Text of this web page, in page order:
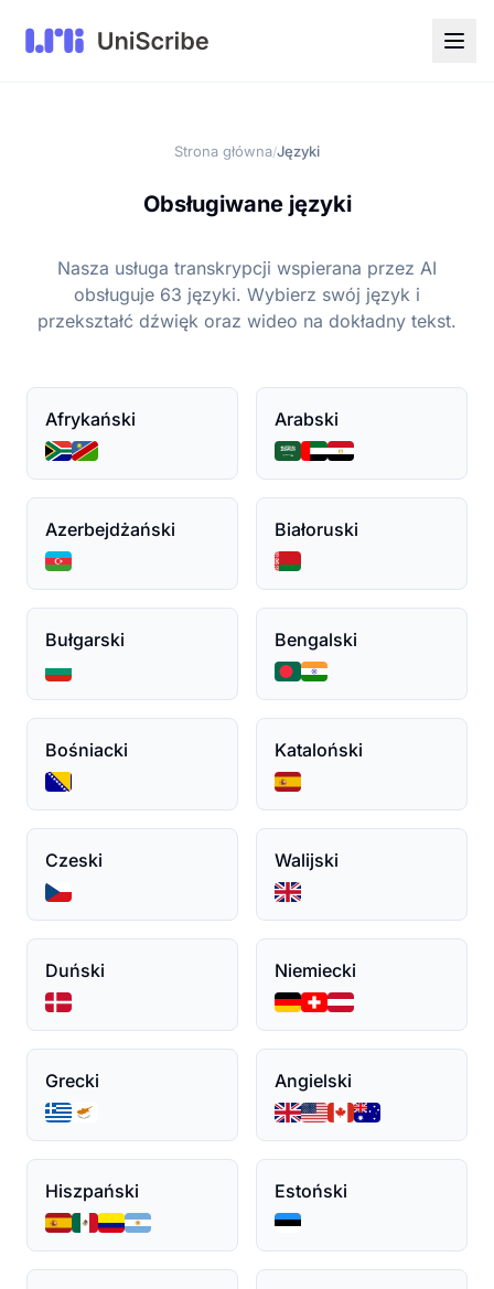
Strona główna/Języki
Obsługiwane języki
Nasza usługa transkrypcji wspierana przez AI
obsługuje 63 języki. Wybierz swój język i
przekształć dźwięk oraz wideo na dokładny tekst.
Afrykański Arabski
Azerbejdżański Białoruski
Bułgarski Bengalski
Bośniacki Kataloński
Czeski Walijski
Duński Niemiecki
Grecki Angielski
Hiszpański Estoński